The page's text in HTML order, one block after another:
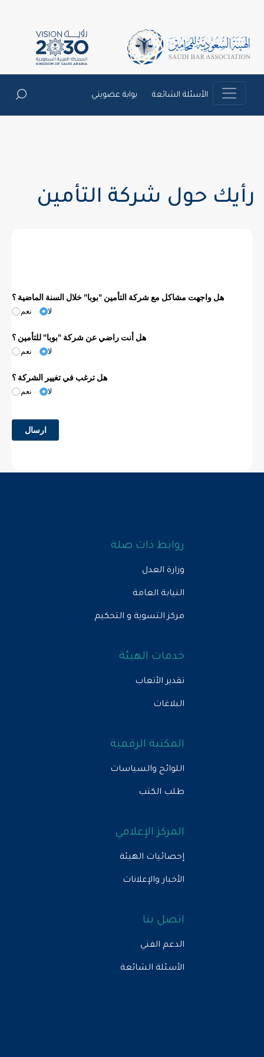
الأسئلة الشائعة بوابة عضويتي
رأيك حول شركة التأمين
روابط ذات صلة
وزارة العدل
النيابة العامة
مركز التسوية و التحكيم
خدمات الهيئة
تقدير الأتعاب
البلاغات
المكتبة الرقمية
اللوائح والسياسات
طلب الكتب
المركز الإعلامي
إحصائيات الهيئة
الأخبار والإعلانات
اتصل بنا
الدعم الفني
الأسئلة الشائعة